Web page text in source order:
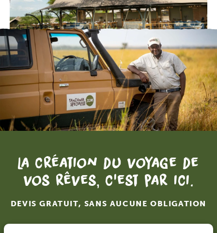
La création du voyage de
vos rêves, c'est par ici.
DEVIS GRATUIT, SANS AUCUNE OBLIGATION